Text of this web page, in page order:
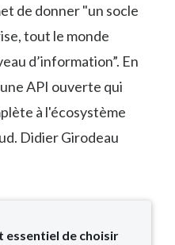
de donner "un socle
tout le monde
d’information”. En
API ouverte qui
à l'écosystème
Didier Girodeau
essentiel de choisir